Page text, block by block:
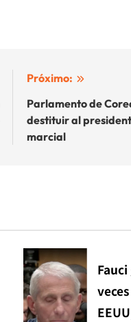
Próximo:
Parlamento de
destituir al
marcial